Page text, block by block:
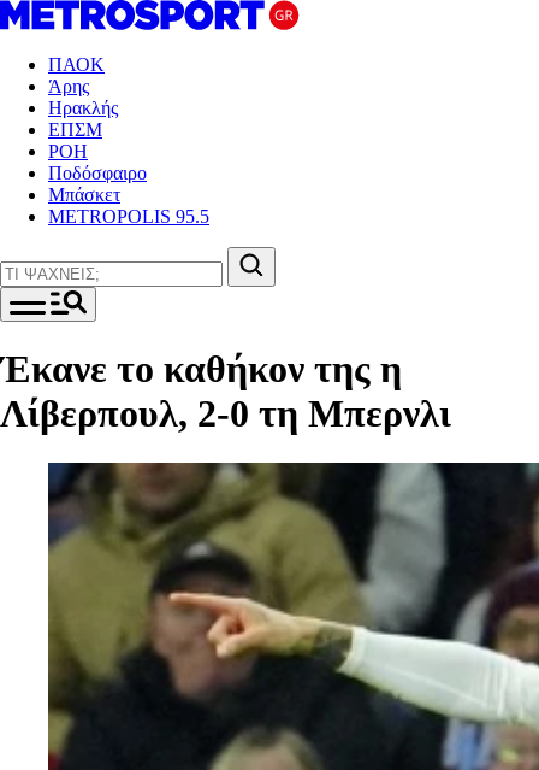
ΠΑΟΚ
Άρης
Ηρακλής
ΕΠΣΜ
ΡΟΗ
Ποδόσφαιρο
Μπάσκετ
METROPOLIS 95.5
Έκανε το καθήκον της η
Λίβερπουλ, 2-0 τη Μπερνλι